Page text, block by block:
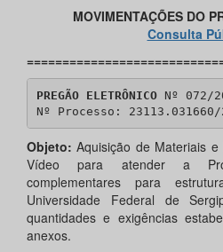
MOVIMENTAÇÕES DO
Consulta
PREGÃO ELETRÔNICO Nº 072/
Nº Processo:
Objeto: Aquisição de Materiais
Vídeo para atender a
complementares para
Universidade Federal de
quantidades e exigências
anexos.